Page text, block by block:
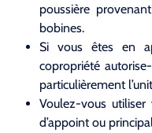
poussière
bobines.
Si vous êtes en
copropriété
particulièrement
Voulez-vous
d’appoint ou